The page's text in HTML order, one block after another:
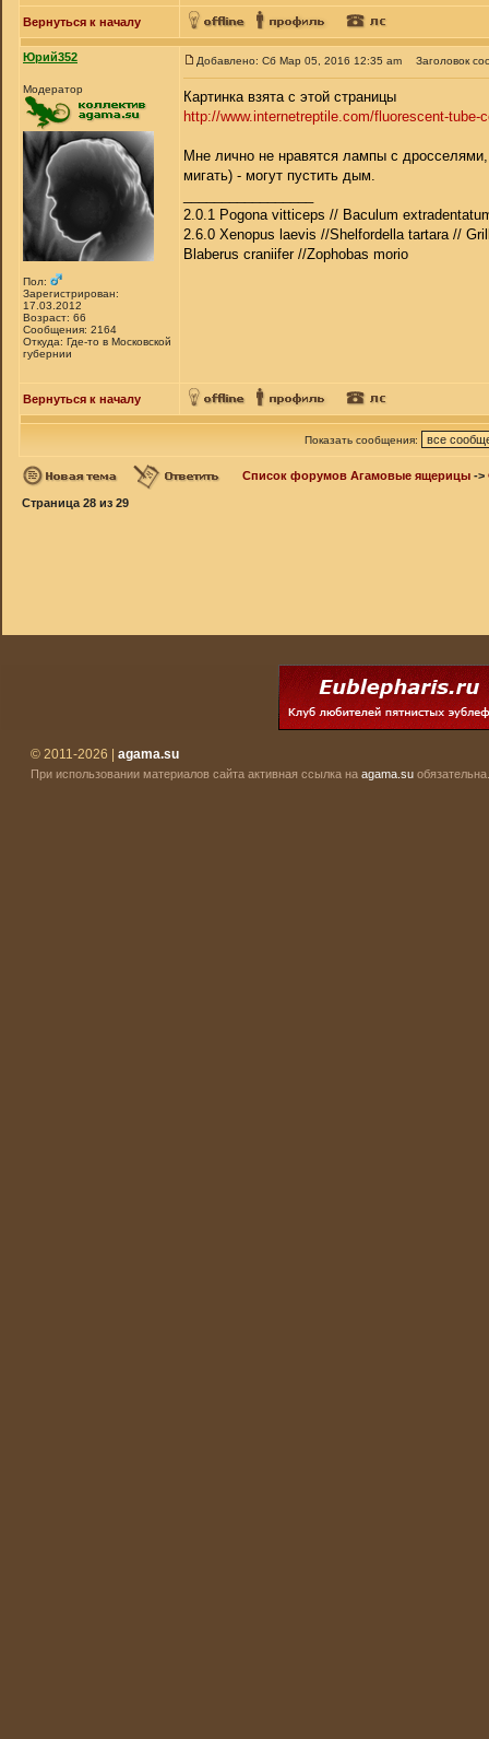
Вернуться к началу
Юрий352
Модератор
Пол:
Зарегистрирован:
17.03.2012
Возраст: 66
Сообщения: 2164
Откуда: Где-то в Московской
губернии
Добавлено: Сб Мар 05, 2016 12:35 am Заголовок
Картинка взята с этой страницы
http://www.internetreptile.com/fluorescent-tube-
Мне лично не нравятся лампы с дросселями,
мигать) - могут пустить дым.
2.0.1 Pogona vitticeps // Baculum
2.6.0 Xenopus laevis //Shelfordella tartara //
Blaberus craniifer //Zophobas morio
Вернуться к началу
Показать сообщения:
Список форумов Агамовые ящерицы ->
Страница 28 из 29
© 2011-2026 | agama.su
При использовании материалов сайта активная ссылка на agama.su обязательна.